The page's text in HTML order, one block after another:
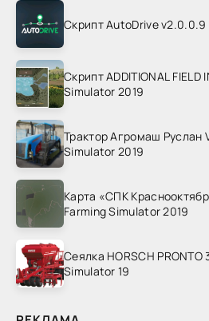
Скрипт AutoDrive
Скрипт ADDITIONAL FIELD
Simulator 2019
Трактор Агромаш Руслан
Simulator 2019
Карта «СПК
Farming Simulator 2019
Сеялка HORSCH
Simulator 19